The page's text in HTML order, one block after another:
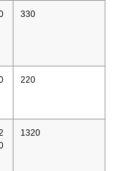
330
220
1320